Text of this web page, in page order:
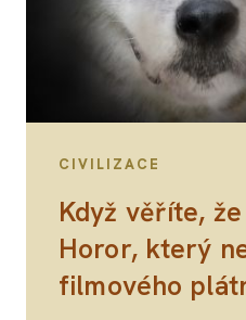
CIVILIZACE
Když věříte,
Horor, který
filmového